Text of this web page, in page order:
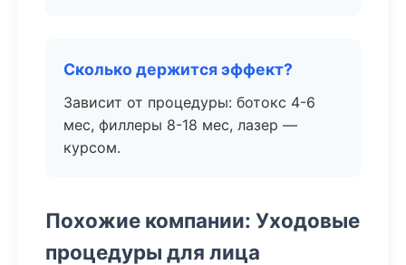
Сколько держится эффект?
Зависит от процедуры: ботокс 4-6
мес, филлеры 8-18 мес, лазер —
курсом.
Похожие компании: Уходовые
процедуры для лица